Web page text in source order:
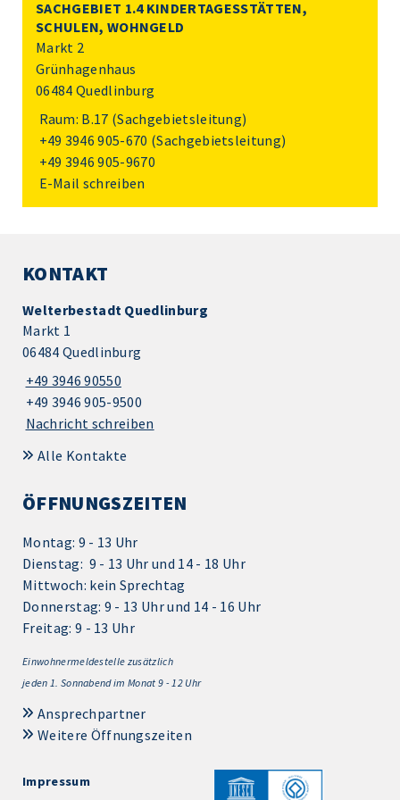
SACHGEBIET 1.4 KINDERTAGESSTÄTTEN,
SCHULEN, WOHNGELD
Markt 2
Grünhagenhaus
06484 Quedlinburg
Raum: B.17 (Sachgebietsleitung)
+49 3946 905-670 (Sachgebietsleitung)
+49 3946 905-9670
E-Mail schreiben
KONTAKT
Welterbestadt Quedlinburg
Markt 1
06484 Quedlinburg
+49 3946 90550
+49 3946 905-9500
Nachricht schreiben
Alle Kontakte
ÖFFNUNGSZEITEN
Montag: 9 - 13 Uhr
Dienstag: 9 - 13 Uhr und 14 - 18 Uhr
Mittwoch: kein Sprechtag
Donnerstag: 9 - 13 Uhr und 14 - 16 Uhr
Freitag: 9 - 13 Uhr
Einwohnermeldestelle zusätzlich
jeden 1. Sonnabend im Monat 9 - 12 Uhr
Ansprechpartner
Weitere Öffnungszeiten
Impressum